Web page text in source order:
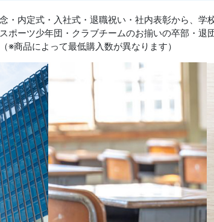
・内定式・入社式・退職祝い・社内表彰から、
ポーツ少年団・クラブチームのお揃いの卒部・
※商品によって最低購入数が異なります）